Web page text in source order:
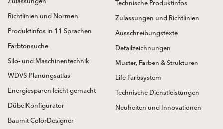
Richtlinien und Normen
Produktinfos in 11 Sprachen
Farbtonsuche
Silo- und Maschinentechnik
WDVS-Planungsatlas
Energiesparen leicht gemacht
DübelKonfigurator
Baumit ColorDesigner
Technische Produktinfos
Zulassungen und Richtlinien
Ausschreibungstexte
Detailzeichnungen
Muster, Farben & Strukturen
Life Farbsystem
Technische Dienstleistungen
Neuheiten und Innovationen